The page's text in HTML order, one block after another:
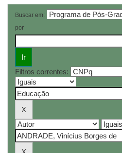
Buscar em:
por
Filtros correntes: